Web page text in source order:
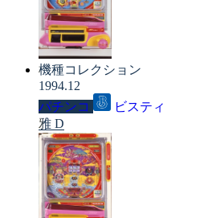
機種コレクション
1994.12
パチンコ
ビスティ
雅 D